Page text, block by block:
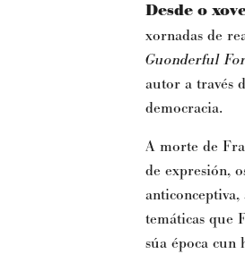
Desde o
xornadas de
Guonderful
autor a través
democracia.
A morte de
de expresión,
temáticas que
súa época